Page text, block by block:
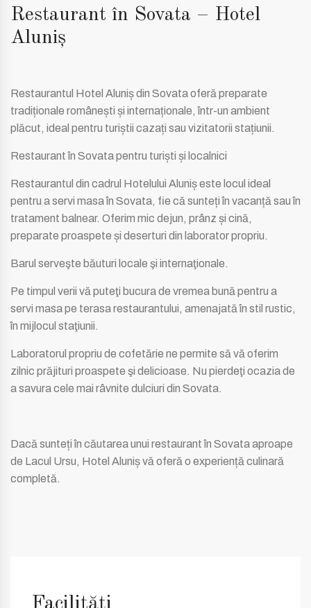
Restaurant în Sovata – Hotel
Aluniș
Restaurantul Hotel Aluniș din Sovata oferă preparate
tradiționale românești și internaționale, într-un ambient
plăcut, ideal pentru turiștii cazați sau vizitatorii stațiunii.
Restaurant în Sovata pentru turiști și localnici
Restaurantul din cadrul Hotelului Aluniș este locul ideal
pentru a servi masa în Sovata, fie că sunteți în vacanță sau în
tratament balnear. Oferim mic dejun, prânz și cină,
preparate proaspete și deserturi din laborator propriu.
Barul serveşte băuturi locale şi internaţionale.
Pe timpul verii vă puteţi bucura de vremea bună pentru a
servi masa pe terasa restaurantului, amenajată în stil rustic,
în mijlocul staţiunii.
Laboratorul propriu de cofetărie ne permite să vă oferim
zilnic prăjituri proaspete şi delicioase. Nu pierdeţi ocazia de
a savura cele mai râvnite dulciuri din Sovata.
Dacă sunteți în căutarea unui restaurant în Sovata aproape
de Lacul Ursu, Hotel Aluniș vă oferă o experiență culinară
completă.